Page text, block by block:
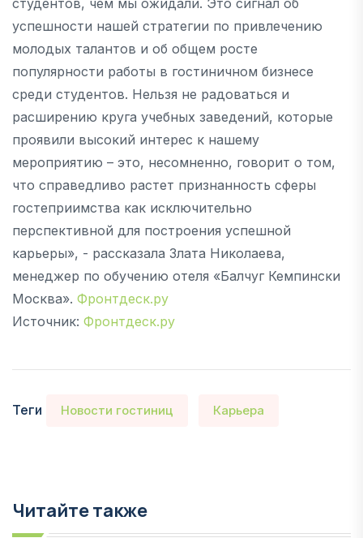
успешности нашей стратегии по привлечению
молодых талантов и об общем росте
популярности работы в гостиничном бизнесе
среди студентов. Нельзя не радоваться и
расширению круга учебных заведений, которые
проявили высокий интерес к нашему
мероприятию – это, несомненно, говорит о том,
что справедливо растет признанность сферы
гостеприимства как исключительно
перспективной для построения успешной
карьеры», - рассказала Злата Николаева,
менеджер по обучению отеля «Балчуг Кемпински
Москва». Фронтдеск.ру
Источник: Фронтдеск.ру
Теги Новости гостиниц Карьера
Читайте также